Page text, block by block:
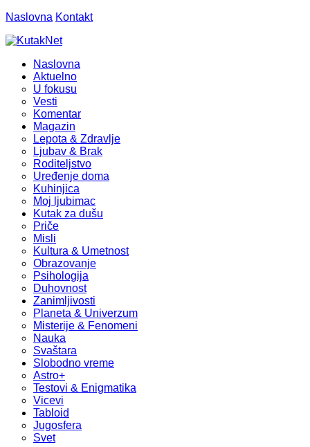
Naslovna Kontakt
Naslovna
Aktuelno
U fokusu
Vesti
Komentar
Magazin
Lepota & Zdravlje
Ljubav & Brak
Roditeljstvo
Uređenje doma
Kuhinjica
Moj ljubimac
Kutak za dušu
Priče
Misli
Kultura & Umetnost
Obrazovanje
Psihologija
Duhovnost
Zanimljivosti
Planeta & Univerzum
Misterije & Fenomeni
Nauka
Svaštara
Slobodno vreme
Astro+
Testovi & Enigmatika
Vicevi
Tabloid
Jugosfera
Svet